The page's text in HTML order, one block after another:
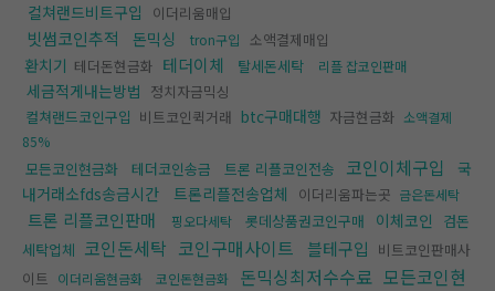
컬쳐랜드비트구입 이더리움매입
빗썸코인추적 돈믹싱 tron구입 소액결제매입
환치기 테더돈현금화 테더이체 탈세돈세탁 리플 잡코인판매
세금적게내는방법 정치자금믹싱
컬쳐랜드코인구입 비트코인퀵거래 btc구매대행 자금현금화 소액결제
85%
모든코인현금화 테더코인송금 트론 리플코인전송 코인이체구입
국
내거래소fds송금시간
트론리플전송업체 이더리움파는곳 금은돈세탁
트론 리플코인판매 핑오다세탁 롯데상품권코인구매 이체코인
검돈
세탁업체 코인돈세탁 코인구매사이트 블테구입 비트코인판매사
이트 이더리움현금화 코인돈현금화 돈믹싱최저수수료 모든코인현